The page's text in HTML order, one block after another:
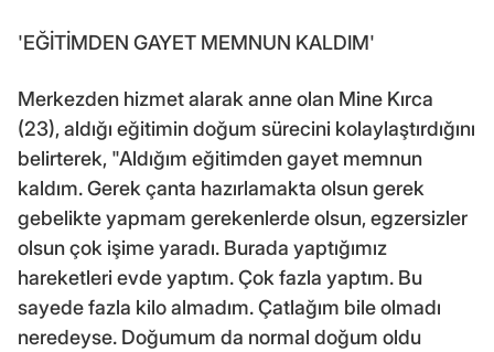
'EĞİTİMDEN GAYET MEMNUN KALDIM'
Merkezden hizmet alarak anne olan Mine Kırca
(23), aldığı eğitimin doğum sürecini kolaylaştırdığını
belirterek, "Aldığım eğitimden gayet memnun
kaldım. Gerek çanta hazırlamakta olsun gerek
gebelikte yapmam gerekenlerde olsun, egzersizler
olsun çok işime yaradı. Burada yaptığımız
hareketleri evde yaptım. Çok fazla yaptım. Bu
sayede fazla kilo almadım. Çatlağım bile olmadı
neredeyse. Doğumum da normal doğum oldu